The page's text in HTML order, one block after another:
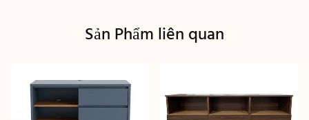
Sản Phẩm liên quan